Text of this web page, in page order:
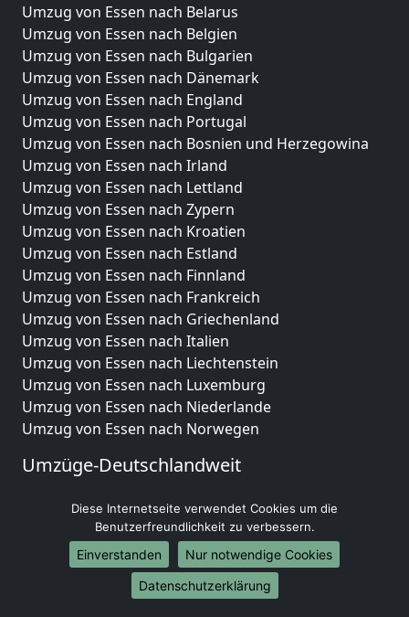
Umzug von Essen nach Belarus
Umzug von Essen nach Belgien
Umzug von Essen nach Bulgarien
Umzug von Essen nach Dänemark
Umzug von Essen nach England
Umzug von Essen nach Portugal
Umzug von Essen nach Bosnien und Herzegowina
Umzug von Essen nach Irland
Umzug von Essen nach Lettland
Umzug von Essen nach Zypern
Umzug von Essen nach Kroatien
Umzug von Essen nach Estland
Umzug von Essen nach Finnland
Umzug von Essen nach Frankreich
Umzug von Essen nach Griechenland
Umzug von Essen nach Italien
Umzug von Essen nach Liechtenstein
Umzug von Essen nach Luxemburg
Umzug von Essen nach Niederlande
Umzug von Essen nach Norwegen
Umzüge-Deutschlandweit
Umzug von Essen nach Hamburg
Umzug von Essen nach München
Umzug von Essen nach Köln
Umzug von Essen nach Frankfurt am Main
Umzug von Essen nach Stuttgart
Diese Internetseite verwendet Cookies um die
Benutzerfreundlichkeit zu verbessern.
Einverstanden
Nur notwendige Cookies
Datenschutzerklärung